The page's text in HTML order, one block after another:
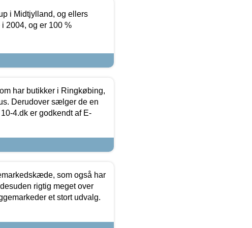
i Midtjylland, og ellers
2004, og er 100 %
har butikker i Ringkøbing,
Derudover sælger de en
4.dk er godkendt af E-
som også har
rigtig meget over
et stort udvalg.